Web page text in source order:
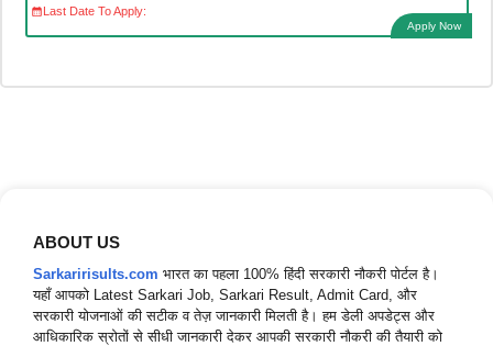
Last Date To Apply:
Apply Now
ABOUT US
Sarkaririsults.com भारत का पहला 100% हिंदी सरकारी नौकरी पोर्टल है।
यहाँ आपको Latest Sarkari Job, Sarkari Result, Admit Card, और
सरकारी योजनाओं की सटीक व तेज़ जानकारी मिलती है। हम डेली अपडेट्स और
आधिकारिक स्रोतों से सीधी जानकारी देकर आपकी सरकारी नौकरी की तैयारी को